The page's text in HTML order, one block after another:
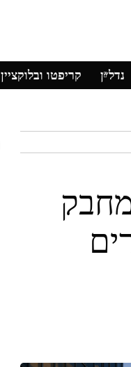
נדל״ן קריפטו ובלוקציין